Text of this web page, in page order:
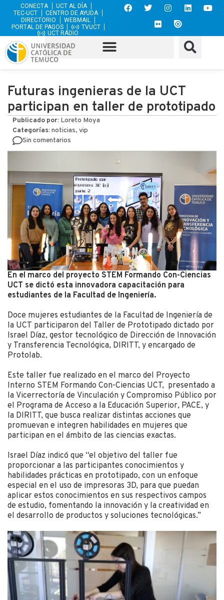
CONECTA
UCT AL DÍA
TEC-UCT
CENTRO DE AYUDA
DIRECTORIO
WEBMAIL
PORTAL DE PAGOS
TVUCT
UCT RADIO
Futuras ingenieras de la UCT
participan en taller de prototipado
Publicado por: Loreto Moya
Categorías:noticias, vip
Sin comentarios
En el marco del proyecto STEM Formando Con-Ciencias
UCT se dictó esta innovadora capacitación para
estudiantes de la Facultad de Ingeniería.
Doce mujeres estudiantes de la Facultad de Ingeniería de
la UCT participaron del Taller de Prototipado dictado por
Israel Díaz, gestor tecnológico de Dirección de Innovación
y Transferencia Tecnológica, DIRITT, y encargado de
Protolab.
Este taller fue realizado en el marco del Proyecto
Interno STEM Formando Con-Ciencias UCT, presentado a
la Vicerrectoría de Vinculación y Compromiso Público por
el Programa de Acceso a la Educación Superior, PACE, y
la DIRITT, que busca realizar distintas acciones que
promuevan e integren habilidades en mujeres que
participan en el ámbito de las ciencias exactas.
Israel Díaz indicó que “el objetivo del taller fue
proporcionar a las participantes conocimientos y
habilidades prácticas en prototipado, con un enfoque
especial en el uso de impresoras 3D, para que puedan
aplicar estos conocimientos en sus respectivos campos
de estudio, fomentando la innovación y la creatividad en
el desarrollo de productos y soluciones tecnológicas.”